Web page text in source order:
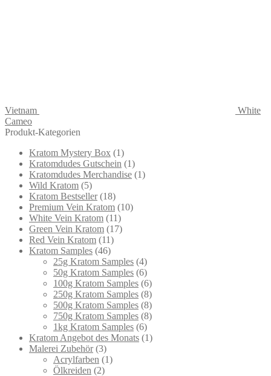
Vietnam
White
Cameo
Produkt-Kategorien
Kratom Mystery Box (1)
Kratomdudes Gutschein (1)
Kratomdudes Merchandise (1)
Wild Kratom (5)
Kratom Bestseller (18)
Premium Vein Kratom (10)
White Vein Kratom (11)
Green Vein Kratom (17)
Red Vein Kratom (11)
Kratom Samples (46)
25g Kratom Samples (4)
50g Kratom Samples (6)
100g Kratom Samples (6)
250g Kratom Samples (8)
500g Kratom Samples (8)
750g Kratom Samples (8)
1kg Kratom Samples (6)
Kratom Angebot des Monats (1)
Malerei Zubehör (3)
Acrylfarben (1)
Ölkreiden (2)